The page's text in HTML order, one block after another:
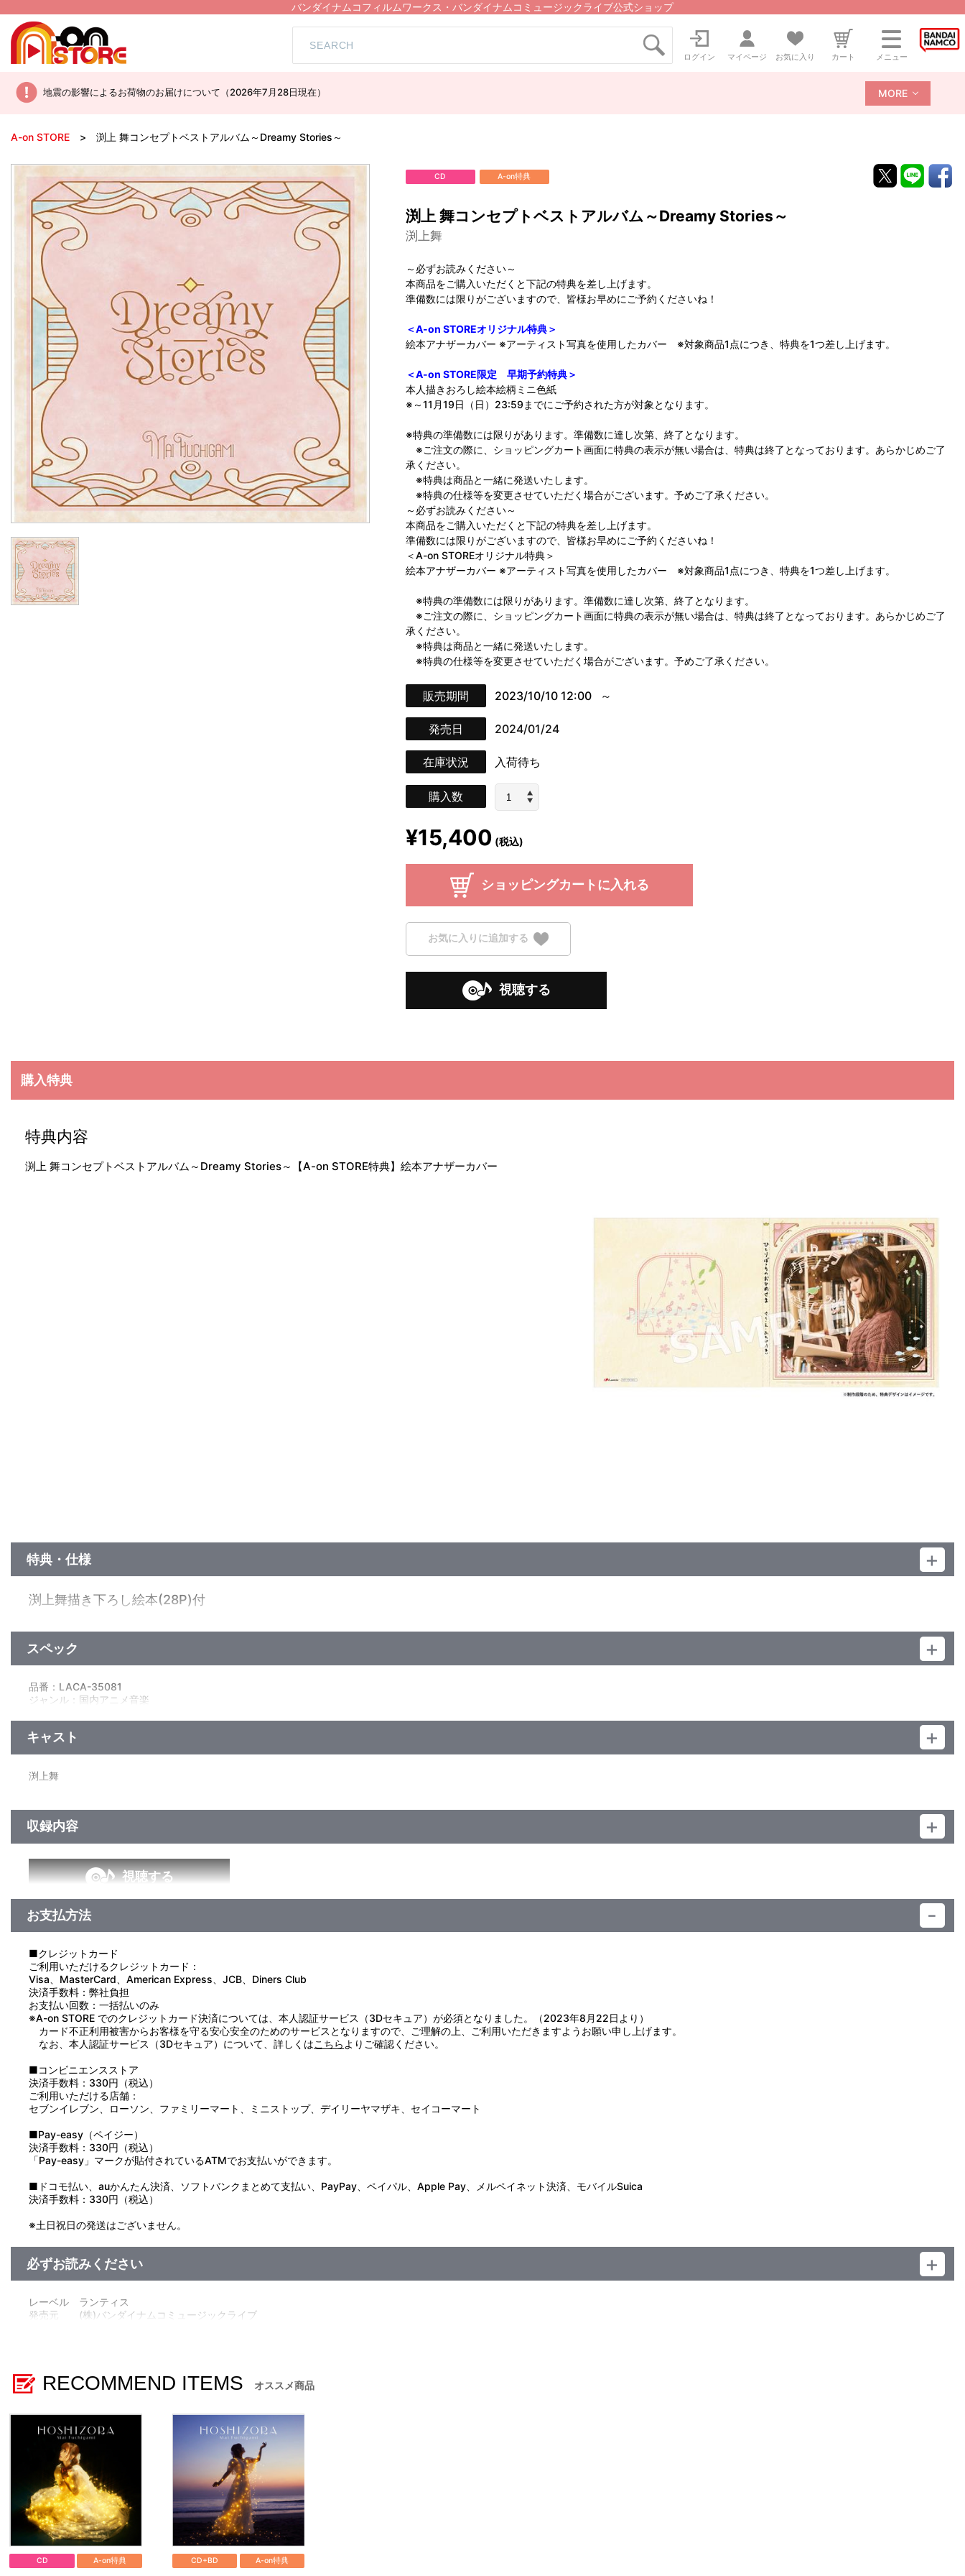
バンダイナムコフィルムワークス・バンダイナムコミュージックライブ公式ショップ
ログイン マイページ お気に入り カート メニュー
地震の影響によるお荷物のお届けについて（2026年7月28日現在） MORE
A-on STORE 渕上 舞コンセプトベストアルバム～Dreamy Stories～
CD A-on特典
渕上 舞コンセプトベストアルバム～Dreamy Stories～
渕上舞
～必ずお読みください～
本商品をご購入いただくと下記の特典を差し上げます。
準備数には限りがございますので、皆様お早めにご予約くださいね！
＜A-on STOREオリジナル特典＞
絵本アナザーカバー ※アーティスト写真を使用したカバー ※対象商品1点につき、特典を1つ差し上げます。
＜A-on STORE限定 早期予約特典＞
本人描きおろし絵本絵柄ミニ色紙
※～11月19日（日）23:59までにご予約された方が対象となります。
※特典の準備数には限りがあります。準備数に達し次第、終了となります。
※ご注文の際に、ショッピングカート画面に特典の表示が無い場合は、特典は終了となっております。あらかじめご了
承ください。
※特典は商品と一緒に発送いたします。
※特典の仕様等を変更させていただく場合がございます。予めご了承ください。
～必ずお読みください～
本商品をご購入いただくと下記の特典を差し上げます。
準備数には限りがございますので、皆様お早めにご予約くださいね！
＜A-on STOREオリジナル特典＞
絵本アナザーカバー ※アーティスト写真を使用したカバー ※対象商品1点につき、特典を1つ差し上げます。
※特典の準備数には限りがあります。準備数に達し次第、終了となります。
※ご注文の際に、ショッピングカート画面に特典の表示が無い場合は、特典は終了となっております。あらかじめご了
承ください。
※特典は商品と一緒に発送いたします。
※特典の仕様等を変更させていただく場合がございます。予めご了承ください。
販売期間 2023/10/10 12:00
発売日 2024/01/24
在庫状況 入荷待ち
購入数
¥15,400 (税込)
ショッピングカートに入れる
お気に入りに追加する
視聴する
購入特典
特典内容
渕上 舞コンセプトベストアルバム～Dreamy Stories～【A-on STORE特典】絵本アナザーカバー
特典・仕様
渕上舞描き下ろし絵本(28P)付
三方背ケース／ブックレット
スペック
品番：LACA-35081
ジャンル：国内アニメ音楽
キャスト
渕上舞
収録内容
視聴する
お支払方法
■クレジットカード
ご利用いただけるクレジットカード：
Visa、MasterCard、American Express、JCB、Diners Club
決済手数料：弊社負担
お支払い回数：一括払いのみ
※A-on STORE でのクレジットカード決済については、本人認証サービス（3Dセキュア）が必須となりました。（2023年8月22日より）
カード不正利用被害からお客様を守る安心安全のためのサービスとなりますので、ご理解の上、ご利用いただきますようお願い申し上げます。
なお、本人認証サービス（3Dセキュア）について、詳しくはこちら よりご確認ください。
■コンビニエンスストア
決済手数料：330円（税込）
ご利用いただける店舗：
セブンイレブン、ローソン、ファミリーマート、ミニストップ、デイリーヤマザキ、セイコーマート
■Pay-easy（ペイジー）
決済手数料：330円（税込）
「Pay-easy」マークが貼付されているATMでお支払いができます。
■ドコモ払い、auかんたん決済、ソフトバンクまとめて支払い、PayPay、ペイパル、Apple Pay、メルペイネット決済、モバイルSuica
決済手数料：330円（税込）
※土日祝日の発送はございません。
必ずお読みください
レーベル ランティス
発売元 (株)バンダイナムコミュージックライブ
RECOMMEND ITEMS オススメ商品
CD A-on特典 CD+BD A-on特典